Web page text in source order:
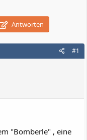
Antworten
#1
"Bomberle" , eine